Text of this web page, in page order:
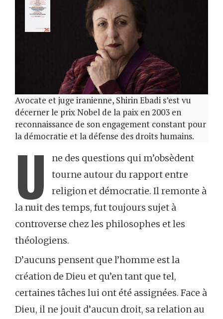
Avocate et juge iranienne, Shirin Ebadi s’est vu
décerner le prix Nobel de la paix en 2003 en
reconnaissance de son engagement constant pour
la démocratie et la défense des droits humains.
U
ne des questions qui m’obsèdent
tourne autour du rapport entre
religion et démocratie. Il remonte à
la nuit des temps, fut toujours sujet à
controverse chez les philosophes et les
théologiens.
D’aucuns pensent que l’homme est la
création de Dieu et qu’en tant que tel,
certaines tâches lui ont été assignées. Face à
Dieu, il ne jouit d’aucun droit, sa relation au